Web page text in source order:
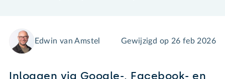
Edwin van Amstel Gewijzigd op 26 feb 2026
Inloggen via Google-, Facebook- en